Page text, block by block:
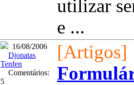
utilizar
e ...
16/08/2006
Djonatas
Tenfen
Comentários:
5
[Artigos]